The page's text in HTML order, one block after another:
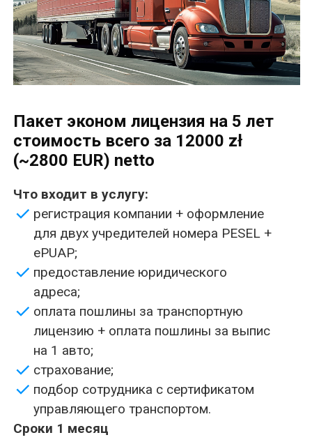
Что входит в услугу:
для двух учредителей номера PESEL +
предоставление юридического
адреса;
лицензию + оплата пошлины за выпис
на 1 авто;
страхование;
подбор сотрудника с сертификатом
управляющего транспортом.
Сроки 1 месяц
Пакет эконом лицензия на 5 лет
стоимость всего за 12000 zł
(~2800 EUR) netto
В стоимость услуги входит:
регистрация компании + оформление
для двух учредителей номера PESEL +
ePUAP;
Пакет премиум под ключ лицензия
на 10 лет стоимость всего 20000 zł
(~4700 EUR) netto